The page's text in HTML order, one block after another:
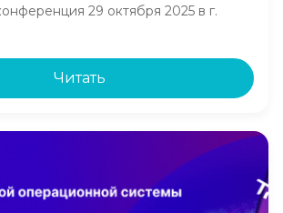
29 октября 2025 в г.
Читать